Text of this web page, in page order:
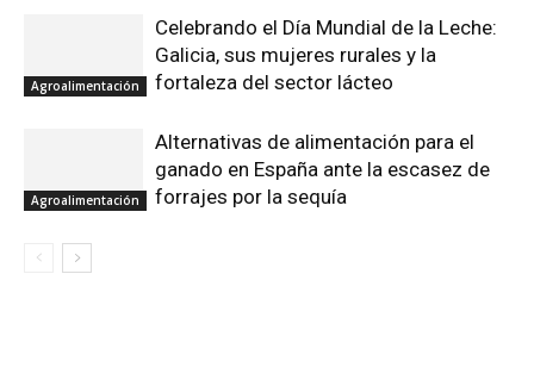
Agroalimentación
Celebrando el Día Mundial de la Leche:
Galicia, sus mujeres rurales y la
fortaleza del sector lácteo
Agroalimentación
Alternativas de alimentación para el
ganado en España ante la escasez de
forrajes por la sequía